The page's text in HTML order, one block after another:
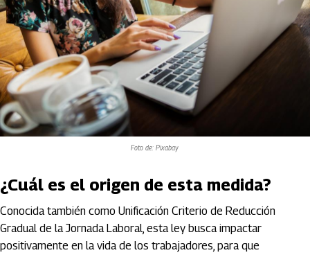
Foto de: Pixabay
¿Cuál es el origen de esta medida?
Conocida también como Unificación Criterio de Reducción
Gradual de la Jornada Laboral, esta ley busca impactar
positivamente en la vida de los trabajadores, para que